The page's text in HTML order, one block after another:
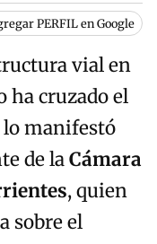
PERFIL en Google
vial en
ha cruzado el
lo manifestó
de laCámara
, quien
sobre el